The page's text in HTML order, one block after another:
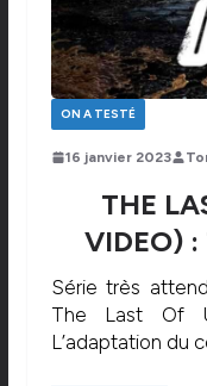
ON A TESTÉ
16 janvier 2023
THE
VIDEO) :
Série très
The Last Of
L’adaptation du